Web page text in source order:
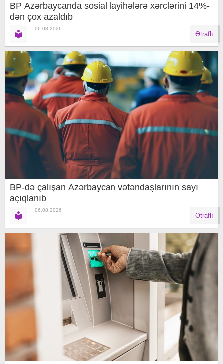
BP Azərbaycanda sosial layihələrə xərclərini 14%-
dən çox azaldıb
06.08.2026
Ətraflı
BP-də çalışan Azərbaycan vətəndaşlarının sayı
açıqlanıb
06.08.2026
Ətraflı